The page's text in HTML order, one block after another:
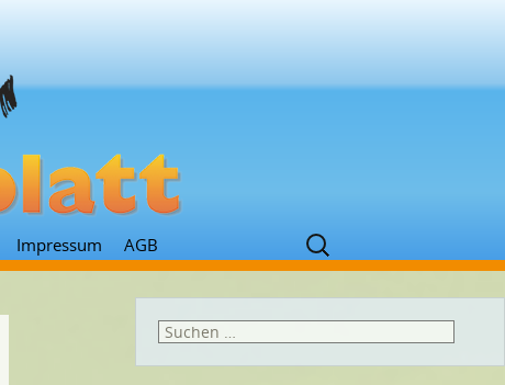
Impressum AGB
Suchen
nach:
Suchen